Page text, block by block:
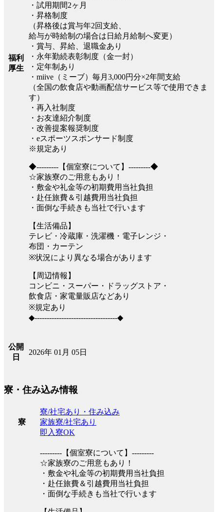
福利
厚生
・試用期間2ヶ月
・昇格制度
（昇格後は賞与年2回支給、
給与が時給制の場合は日給月給制へ変更）
・賞与、昇給、退職金あり
・永年勤続表彰制度（金一封）
・定年制あり
・miive（ミーブ）毎月3,000円分×2年間支給
（全国の飲食店や動画配信サービス等で使用できま
す）
・再入社制度
・お友達紹介制度
・改善提案報奨制度
・eスポーツスポンサード制度
※規定あり
◆---------【個室寮について】---------◆
☆家族寮のご用意もあり！
・敷金や礼金等の初期費用当社負担
・赴任旅費＆引越費用当社負担
・面倒な手続きも当社で行います
【生活備品】
テレビ・冷蔵庫・洗濯機・電子レンジ・
布団・カーテン
※状況により異なる場合があります
【周辺情報】
コンビニ・スーパー・ドラッグストア・
飲食店・家電量販店などあり
※規定あり
◆----------------------------------◆
公開
日
2026年 01月 05日
寮・住み込み情報
寮
寮/社宅あり・住み込み
家族寮/社宅あり
即入寮OK
---------【個室寮について】---------
☆家族寮のご用意もあり！
・敷金や礼金等の初期費用当社負担
・赴任旅費＆引越費用当社負担
・面倒な手続きも当社で行います